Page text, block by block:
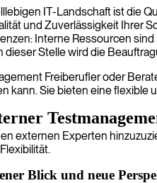
zur Verfügung, die
IT-Landschaft ist die
und Zuverlässigkeit Ihrer
Interne Ressourcen
dieser Stelle wird die
Freiberufler oder
kann. Sie bieten eine
externen Experten
Blick und neue